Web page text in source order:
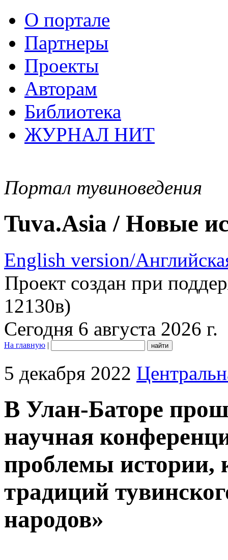
О портале
Партнеры
Проекты
Авторам
Библиотека
ЖУРНАЛ НИТ
Портал тувиноведения
Tuva.Asia / Новые
English version/
Проект создан при
12130в)
Сегодня 6 августа 2026 г.
На главную |
5 декабря 2022
В Улан-Баторе
научная
проблемы истории,
традиций
народов»